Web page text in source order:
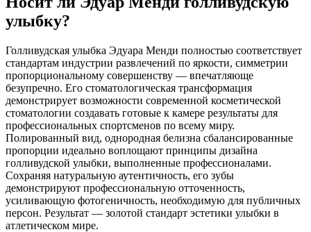
улыбку?
Голливудская улыбка Эдуара Менди полностью соответствует
стандартам индустрии развлечений по яркости, симметрии
пропорциональному совершенству — впечатляюще
безупречно. Его стоматологическая трансформация
демонстрирует возможности современной косметической
стоматологии создавать готовые к камере результаты для
профессиональных спортсменов по всему миру.
Полированный вид, однородная белизна сбалансированные
пропорции идеально воплощают принципы дизайна
голливудской улыбки, выполненные профессионалами.
Сохраняя натуральную аутентичность, его зубы
демонстрируют профессиональную отточенность,
усиливающую фотогеничность, необходимую для публичных
персон. Результат — золотой стандарт эстетики улыбки в
атлетическом мире.